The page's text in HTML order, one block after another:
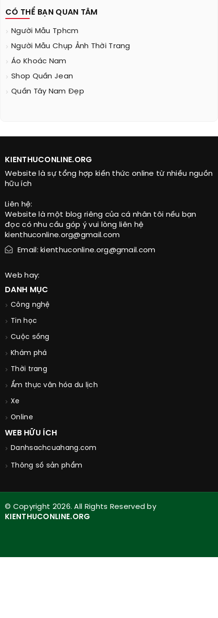
CÓ THỂ BẠN QUAN TÂM
Người Mẫu Tphcm
Người Mẫu Chụp Ảnh Thời Trang
Áo Khoác Nam
Shop Quần Jean
Quần Tây Nam Đẹp
KIENTHUCONLINE.ORG
Website là sự tổng hợp kiến thức online từ nhiều nguồn
hữu ích
Liên hệ:
Website là một blog riêng của cá nhân tôi nếu bạn
đọc có nhu cầu góp ý vui lòng liên hệ
kienthuconline.org@gmail.com
Email: kienthuconline.org@gmail.com
Web hay:
DANH MỤC
Công nghệ
Tin học
Cuộc sống
Khám phá
Thời trang
Ẩm thực văn hóa du lịch
Xe
Online
WEB HỮU ÍCH
Danhsachcuahang.com
Thông số sản phẩm
© Copyright 2026. All Rights Reserved by
KIENTHUCONLINE.ORG